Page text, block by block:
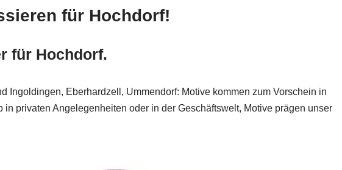
für Hochdorf!
für Hochdorf.
Ingoldingen, Eberhardzell, Ummendorf: Motive kommen zum Vorschein in
privaten Angelegenheiten oder in der Geschäftswelt, Motive prägen unser